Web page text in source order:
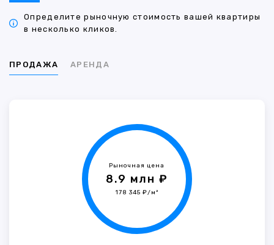
Определите рыночную стоимость вашей квартиры
в несколько кликов.
ПРОДАЖА АРЕНДА
Рыночная цена
8.9 млн ₽
178 345 ₽/м²